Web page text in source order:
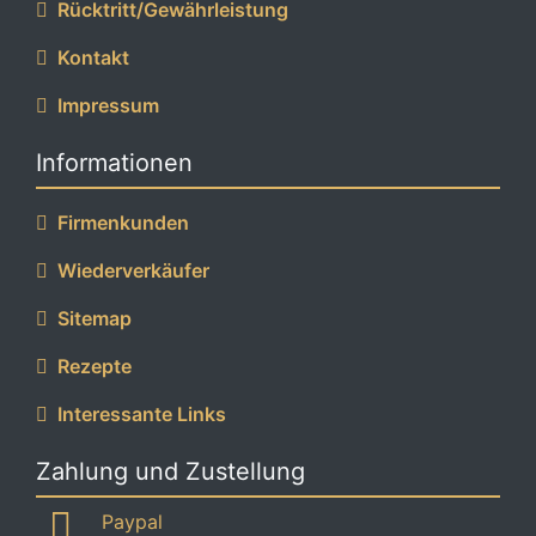
Rücktritt/Gewährleistung
Kontakt
Impressum
Informationen
Firmenkunden
Wiederverkäufer
Sitemap
Rezepte
Interessante Links
Zahlung und Zustellung
Paypal